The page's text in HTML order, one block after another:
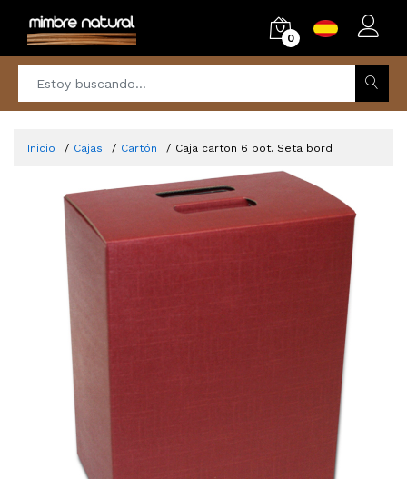
0
Inicio Cajas Cartón Caja carton 6 bot. Seta bord